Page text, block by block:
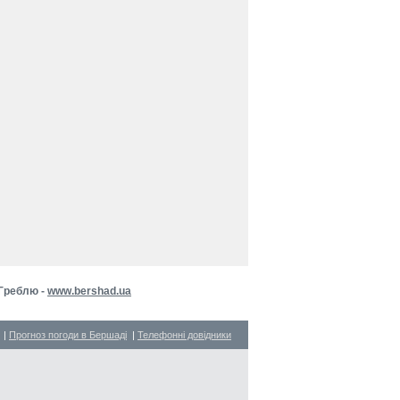
- www.bershad.ua
| Прогноз погоди в Бершаді | Телефонні довідники